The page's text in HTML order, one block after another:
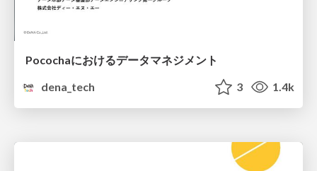
Pocochaにおけるデータマネジメント
dena_tech
3 1.4k